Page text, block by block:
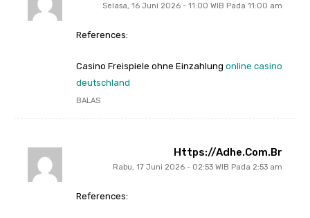
Selasa, 16 Juni 2026 - 11:00 WIB Pada 11:00 am
References:
Casino Freispiele ohne Einzahlung online casino
deutschland
BALAS
Https://adhe.com.br
Rabu, 17 Juni 2026 - 02:53 WIB Pada 2:53 am
References: